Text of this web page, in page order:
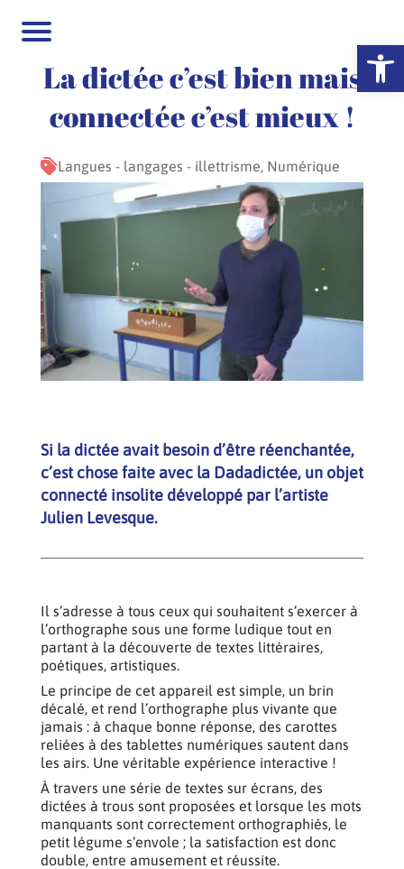
Ouvrir
La dictée c’est bien mais
connectée c’est mieux !
Langues - langages - illettrisme, Numérique
Si la dictée avait besoin d’être réenchantée,
c’est chose faite avec la Dadadictée, un objet
connecté insolite développé par l’artiste
Julien Levesque.
Il s’adresse à tous ceux qui souhaitent s’exercer à
l’orthographe sous une forme ludique tout en
partant à la découverte de textes littéraires,
poétiques, artistiques.
Le principe de cet appareil est simple, un brin
décalé, et rend l’orthographe plus vivante que
jamais : à chaque bonne réponse, des carottes
reliées à des tablettes numériques sautent dans
les airs. Une véritable expérience interactive !
À travers une série de textes sur écrans, des
dictées à trous sont proposées et lorsque les mots
manquants sont correctement orthographiés, le
petit légume s’envole ; la satisfaction est donc
double, entre amusement et réussite.